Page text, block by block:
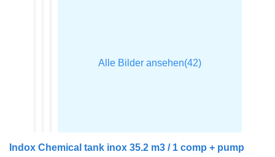
Indox Chemical tank inox 35.2 m3 / 1 comp + pump